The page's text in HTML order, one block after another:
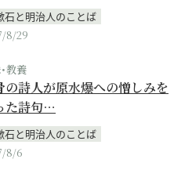
石と明治人のことば
8/29
教養
の詩人が原水爆への憎しみを
た詩句…
石と明治人のことば
8/6